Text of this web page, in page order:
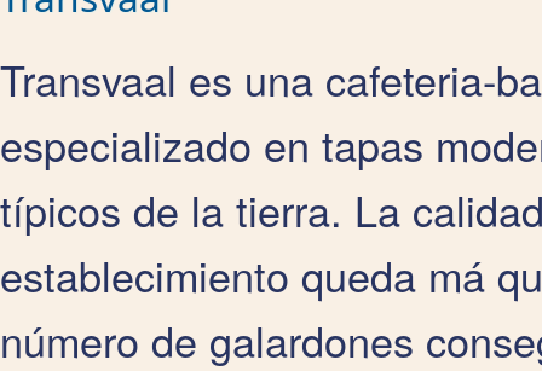
Transvaal es una cafeteria-
especializado en tapas
típicos de la tierra. La
establecimiento queda má
número de galardones